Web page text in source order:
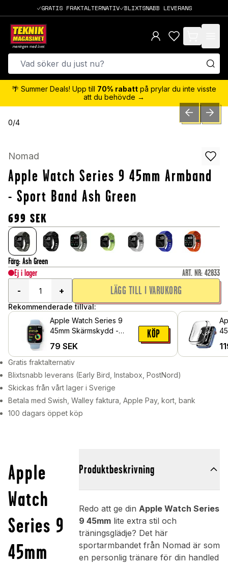
GRATIS FRAKTALTERNATIV BLIXTSNABB LEVERANS
items in cart,
🌴 Summer Deals! Upp till 70% rabatt på prylar du inte visste
att du behövde →
0/4 PREVIOUSNEXT
Nomad
Apple Watch Series 9 45mm Armband
- Sport Band Ash Green
699 SEK
Färg: Ash Green
Ej i lager
ART. NR: 42833
-
+ LÄGG TILL I VARUKORG
Rekommenderade tillval:
Apple Watch Series 9
45mm Skärmskydd -
79 SEK
KÖP
Gratis fraktalternativ
Blixtsnabb leverans (Early Bird, Instabox, PostNord)
Skickas från vårt lager i Sverige
Betala med Swish, Walley faktura, Apple Pay, kort, bank
100 dagars öppet köp
Apple
Watch
Series 9
45mm
Produktbeskrivning
Redo att ge din Apple Watch Series
9 45mmlite extra stil och
träningsglädje? Det här
sportarmbandet från Nomad är som
en personlig tränare för din handled